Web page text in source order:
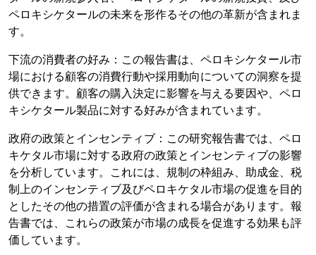
ペロキシケタールの未来を形作るその他の革新が含まれま
す。
下流の消費者の好み：この報告書は、ペロキシケタール市
場における顧客の消費行動や採用動向についての洞察を提
供できます。顧客の購入決定に影響を与える要因や、ペロ
キシケタール製品に対する好みが含まれています。
政府の政策とインセンティブ：この研究報告書では、ペロ
キケタル市場に対する政府の政策とインセンティブの影響
を分析しています。これには、規制の枠組み、助成金、税
制上のインセンティブ及びペロキケタル市場の促進を目的
としたその他の措置の評価が含まれる場合があります。報
告書では、これらの政策が市場の成長を促進する効果も評
価しています。